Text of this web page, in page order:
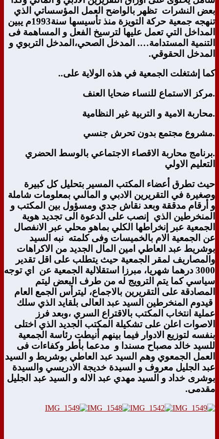
بعض النشرات تظهر بالواضح العمل المؤسساتي الذي
تنهجه جمعية حركة التويزة منذ تأسيسها سنة1993م يبين
المداخل التي تعمل عليها لترسيخ الفعل و المساهمة فى
التنمية المستدامة…. المدخل الصحي،المدخل التربوي و
المدخل الحقوقي.
كما إشتغلت الجمعية في هذه الولاية على..
.مركز الاستماع للنساء ضحايا العنف
.محاربة الامية و التربية غير النظامية
.مشروع مجتمع بدون تحرش جنسي
.برنامج محاربة الاقصاء الاجتماعي بالوسط الحضري
التعليم الاولي
حيث تطرق أعضاء المكتب المسير بتحليل كل كبيرة
وصغيرة في التقريرين الادبي و المالىي بمعلومات شاملة
و أرقام مدققة وبعد نقاش جدي ومسؤول بين المكتب و
المنخرطين الذي
إنصب على الدعوة الى تجديد هوية
الجمعية عبر إنخراطها الكلي بماهو محلي عبر الانفصال
عن الجمعية الام بالخميسات وفى كلمته نبه السيد
بوشريط عبد العاطي امين المال الجديد من الاكراهات
والمصاريف لمقر الجمعية حيث يتطلب على اقل تقدير
3000 درهما شهريا، مبرزا استقلالية الجمعية عن اي توجه
سياسي كما يتم الترويج له من طرف البعض ليتم
المصادقة على التقريرين بالاجماع، ليترأس الجمع العام
قيدوم المنخرطين السيد عبد العالى بلقايد الذي سلك
عملية انتخاب المكتب بالاقتراع السري ،وبعد فرز
الاصوات اعلن على تشكيلة المكتب الجديد الذي اختلى
بنفسه لتوزيع الادوار فيما بينهم أنيطت رئاسة الجمعية
للسيد خالد مصباح مسندا و مدعما بأطر وكفاءات فى
العمل الجمعوي وهم السيد عبد العاطي بوشريط و السيد
عبد الجليل معروف و السيدة خديجة الادريسي والسيدة
بوشرى خداد و السيد مهدي عبد الاله و السيد عبد الجليل
مقدمى.